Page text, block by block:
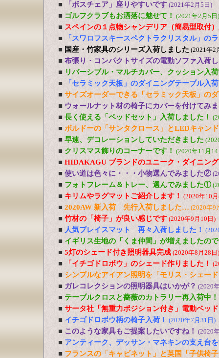
■ 「ボスチェア」座りやすいです (2021年2月5日)
■ ゴルフクラブもお洒落に魅せて！ (2021年2月5日)
■ スペインの１点物シャンデリア（簡易型取付
■
「スワロフスキースペクトラクリスタル」の
■ 国産・竹家具のシリーズ入荷しました (2021年2
■ 布張り・コンパクトサイズの電動ソファ入荷
■ リバーシブル・マルチカバー、クッション入
■
「セラミック天板」のダイニングテーブル入
■ サイズオーダーできる「セラミック天板」の
■ ウォールナット材の椅子にカバーを付けてみ
■ 長く使える「ベッドセット」入荷しました！
■ ボルドーの「サンタクロース」とLEDキャン
■ 早速、デコレーションしていただきました
■ クリスマス飾りのコーナーです！ (2020年11月
■ HIDAKAGU ブランドのユニーク・ダイニン
■ 使い道は色々に・・・小物選んでみました②
■ フォトフレーム＆トレー、選んでみました①
■ キリムやラグマットご紹介します！ (2020年10
■ 2020AW 新入荷 先行入荷しました… (2020年9
■ 竹材の「椅子」が良い感じです (2020年9月10日)
■ 人気プレイスマット 再々入荷しました！
■ イギリス生地の「くま仲間」が増えましたの
■ 5灯のシェード付き照明器具完成 (2020年8月28日)
■ 「イチゴドロボウ」のシェード作りました！
■ シンプルなアイアン照明を「モリス・シェー
■ ガレコレクションの照明器具はいかが？ (2020
■ テーブルクロスと薔薇のカトラリー再入荷中！
■ サータ社「無重力ポジション付き」電動ベッ
■ イチゴドロボウ柄の椅子入荷！ (2020年7月31日)
■ このような家具もご提案したいですね！ (2020
■ アンティーク、デッサン・マネキンの支え台
■ フランスの「キャビネット」と英国「子供椅